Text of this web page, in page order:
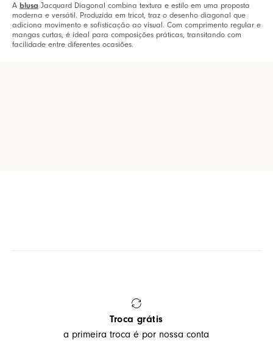
A blusa Jacquard Diagonal combina textura e estilo em uma proposta
moderna e versátil. Produzida em tricot, traz o desenho diagonal que
adiciona movimento e sofisticação ao visual. Com comprimento regular e
mangas curtas, é ideal para composições práticas, transitando com
facilidade entre diferentes ocasiões.
Troca grátis
a primeira troca é por nossa conta